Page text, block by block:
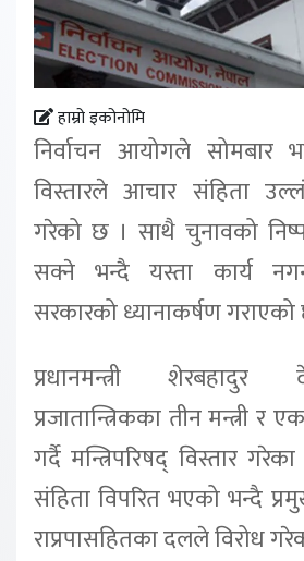
हाम्रो इकोनोमि
निर्वाचन आयोगले सोमबार
विस्तारले आचार संहिता
गरेको छ । साथै चुनावको
सक्ने भन्दै यस्ता कार्य
सरकारको ध्यानाकर्षण गराएको
प्रधानमन्त्री शेरबहादुर
प्रजातान्त्रिकका तीन मन्त्री र
गर्दै मन्त्रिपरिषद् विस्तार
संहिता विपरित भएको भन्दै
राप्रपासहितका दलले विरोध